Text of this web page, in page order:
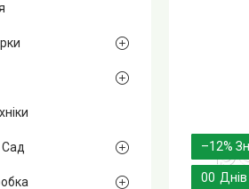
–12%
00 Днів
Сад